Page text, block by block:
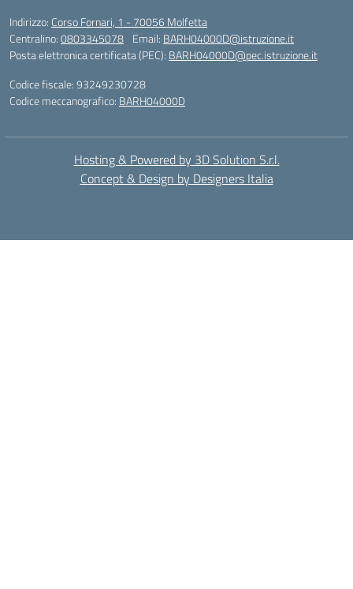
Indirizzo: Corso Fornari, 1 - 70056 Molfetta
Centralino:0803345078 Email: BARH04000D@istruzione.it
Posta elettronica certificata (PEC): BARH04000D@pec.istruzione.it
Codice fiscale: 93249230728
Codice meccanografico: BARH04000D
Hosting & Powered by 3D Solution S.r.l.
Concept & Design by Designers Italia